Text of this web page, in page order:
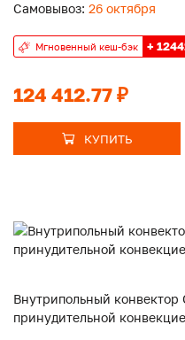
124 412.77 ₽
Самовывоз: 26 октября
Мгновенный кеш-бэк +
КУПИТЬ
Внутрипольный конвектор
принудительной